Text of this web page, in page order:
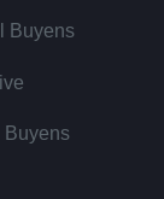
Buyens
Buyens